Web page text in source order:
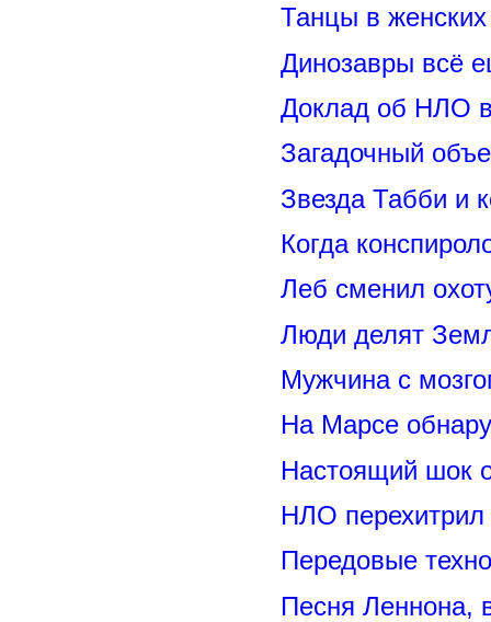
Танцы в женских
Динозавры всё
Доклад об НЛО
Загадочный
Звезда Табби и
Когда
Леб сменил
Люди делят
Мужчина с
На Марсе
Настоящий шок
НЛО перехитрил
Передовые
Песня Леннона,